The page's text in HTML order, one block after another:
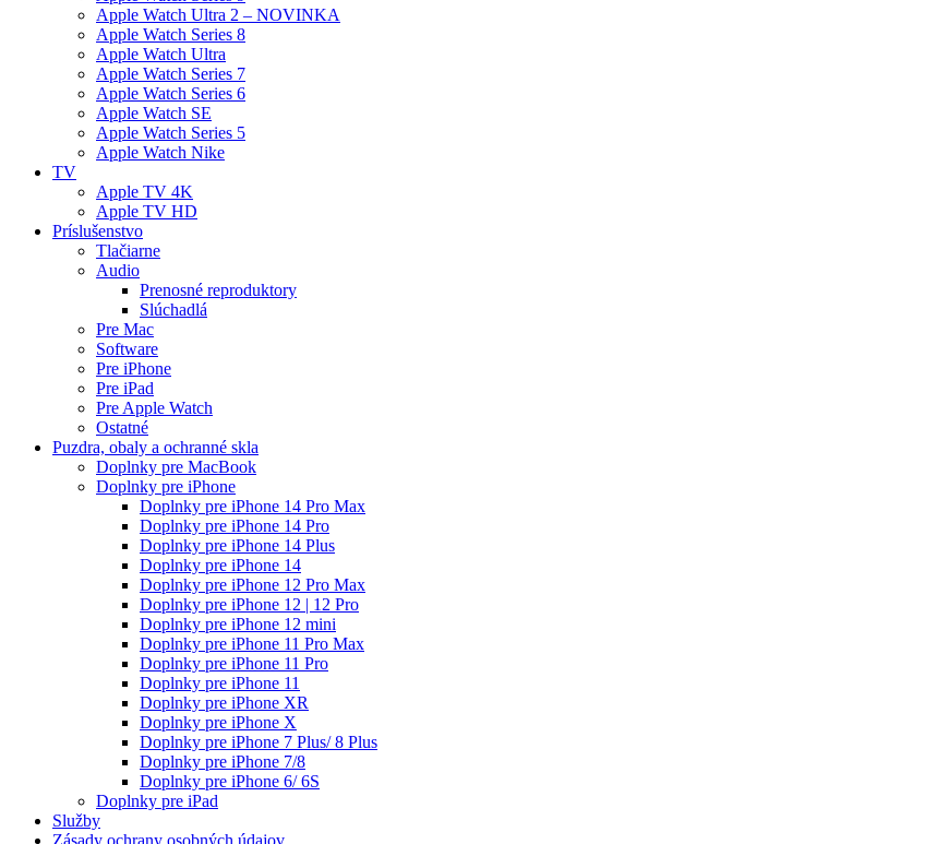
Apple Watch Ultra 2 – NOVINKA
Apple Watch Series 8
Apple Watch Ultra
Apple Watch Series 7
Apple Watch Series 6
Apple Watch SE
Apple Watch Series 5
Apple Watch Nike
TV
Apple TV 4K
Apple TV HD
Príslušenstvo
Tlačiarne
Audio
Prenosné reproduktory
Slúchadlá
Pre Mac
Software
Pre iPhone
Pre iPad
Pre Apple Watch
Ostatné
Puzdra, obaly a ochranné skla
Doplnky pre MacBook
Doplnky pre iPhone
Doplnky pre iPhone 14 Pro Max
Doplnky pre iPhone 14 Pro
Doplnky pre iPhone 14 Plus
Doplnky pre iPhone 14
Doplnky pre iPhone 12 Pro Max
Doplnky pre iPhone 12 | 12 Pro
Doplnky pre iPhone 12 mini
Doplnky pre iPhone 11 Pro Max
Doplnky pre iPhone 11 Pro
Doplnky pre iPhone 11
Doplnky pre iPhone XR
Doplnky pre iPhone X
Doplnky pre iPhone 7 Plus/ 8 Plus
Doplnky pre iPhone 7/8
Doplnky pre iPhone 6/ 6S
Doplnky pre iPad
Služby
Zásady ochrany osobných údajov